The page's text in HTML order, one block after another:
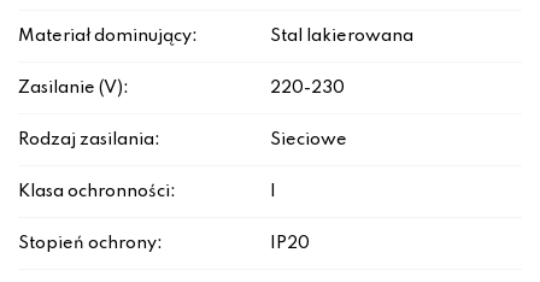
Materiał dominujący: Stal lakierowana
Zasilanie (V): 220-230
Rodzaj zasilania: Sieciowe
Klasa ochronności:
Stopień ochrony: IP20